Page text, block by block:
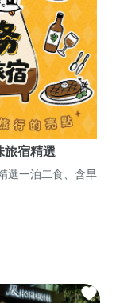
旅宿精選
選一泊二食、含早